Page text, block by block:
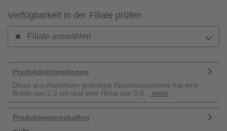
Verfügbarkeit in der Filiale prüfen
Filiale auswählen
Produktinformationen
Diese aus Aluminium gefertigte Abschlussschiene hat eine
Breite von 2,3 cm und eine Höhe von 0,8...
mehr
Produkteigenschaften